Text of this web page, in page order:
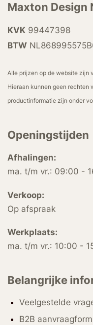
Maxton Design
KVK 99447398
BTW
Alle prijzen op de website zijn
Hieraan kunnen geen rechten
productinformatie zijn onder
Openingstijden
Afhalingen:
ma. t/m vr.: 09:00 -
Verkoop:
Op afspraak
Werkplaats:
ma. t/m vr.: 10:00 -
Belangrijke
Veelgestelde
B2B